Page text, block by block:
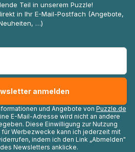
Teil in unserem Puzzle!
in Ihr E-Mail-Postfach (Angebote,
…)
und Angebote von Puzzle.de
E-Mail-Adresse wird nicht an andere
Diese Einwilligung zur Nutzung
Werbezwecke kann ich jederzeit mit
indem ich den Link „Abmelden"
Newsletters anklicke.